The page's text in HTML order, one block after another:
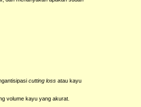
cutting loss atau kayu
volume kayu yang akurat.